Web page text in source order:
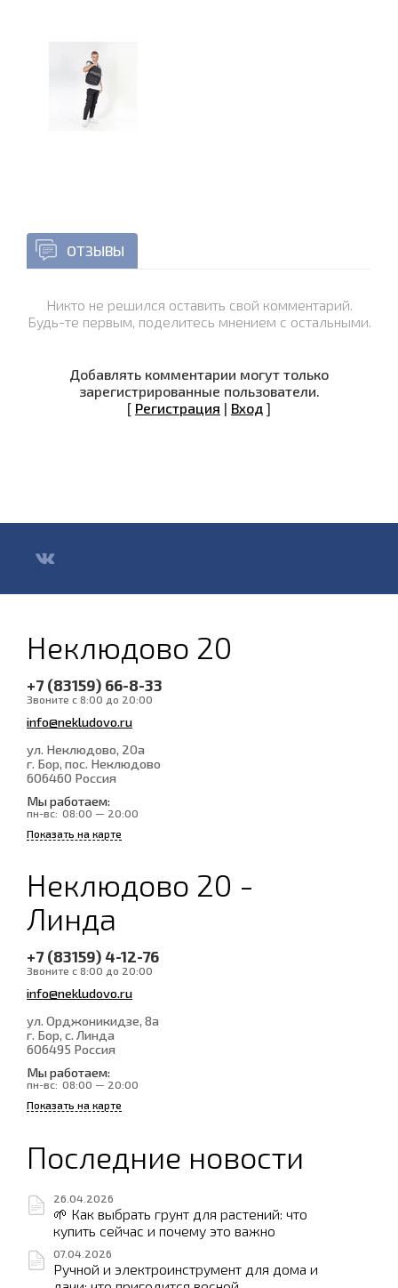
ОТЗЫВЫ
Никто не решился оставить свой комментарий.
Будь-те первым, поделитесь мнением с остальными.
Добавлять комментарии могут только
зарегистрированные пользователи.
[ Регистрация | Вход ]
Неклюдово 20
+7 (83159) 66-8-33
Звоните с 8:00 до 20:00
info@nekludovo.ru
ул. Неклюдово, 20а
г. Бор, пос. Неклюдово
606460 Россия
Мы работаем:
пн-вс: 08:00 — 20:00
Показать на карте
Неклюдово 20 -
Линда
+7 (83159) 4-12-76
Звоните с 8:00 до 20:00
info@nekludovo.ru
ул. Орджоникидзе, 8а
г. Бор, с. Линда
606495 Россия
Мы работаем:
пн-вс: 08:00 — 20:00
Показать на карте
Последние новости
26.04.2026
🌱 Как выбрать грунт для растений: что
купить сейчас и почему это важно
07.04.2026
Ручной и электроинструмент для дома и